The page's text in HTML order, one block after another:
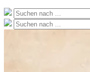
Suche
nach:
Suche
nach: